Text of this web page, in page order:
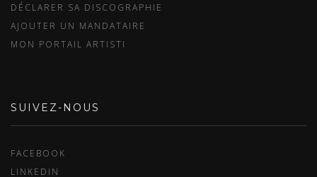
DÉCLARER SA DISCOGRAPHIE
AJOUTER UN MANDATAIRE
MON PORTAIL ARTISTI
SUIVEZ-NOUS
FACEBOOK
LINKEDIN